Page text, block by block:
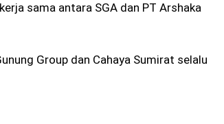
sama antara SGA dan PT Arshaka
Group dan Cahaya Sumirat selalu